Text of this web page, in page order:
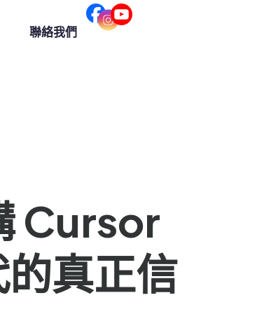
聯絡我們
Cursor
真正信